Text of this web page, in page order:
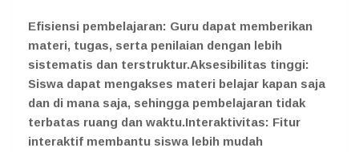
Efisiensi pembelajaran: Guru dapat memberikan
materi, tugas, serta penilaian dengan lebih
sistematis dan terstruktur.Aksesibilitas tinggi:
Siswa dapat mengakses materi belajar kapan saja
dan di mana saja, sehingga pembelajaran tidak
terbatas ruang dan waktu.Interaktivitas: Fitur
interaktif membantu siswa lebih mudah